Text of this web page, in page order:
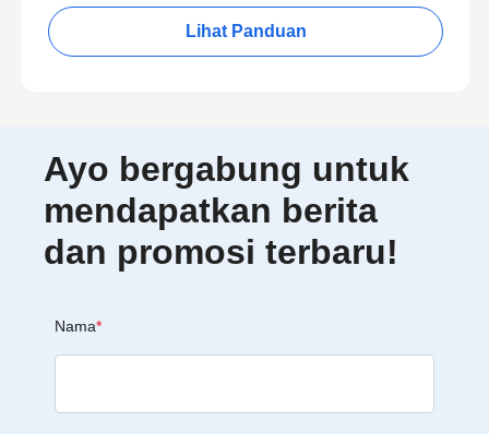
Lihat Panduan
Ayo bergabung untuk
mendapatkan berita
dan promosi terbaru!
Nama*